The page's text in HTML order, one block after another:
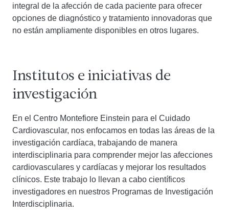
integral de la afección de cada paciente para ofrecer
opciones de diagnóstico y tratamiento innovadoras que
no están ampliamente disponibles en otros lugares.
Institutos e iniciativas de
investigación
En el Centro Montefiore Einstein para el Cuidado
Cardiovascular, nos enfocamos en todas las áreas de la
investigación cardíaca, trabajando de manera
interdisciplinaria para comprender mejor las afecciones
cardiovasculares y cardíacas y mejorar los resultados
clínicos. Este trabajo lo llevan a cabo científicos
investigadores en nuestros Programas de Investigación
Interdisciplinaria.